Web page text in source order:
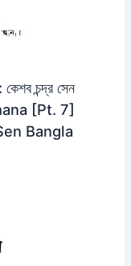
চন্দ্র সেন
[Pt. 7]
Bangla